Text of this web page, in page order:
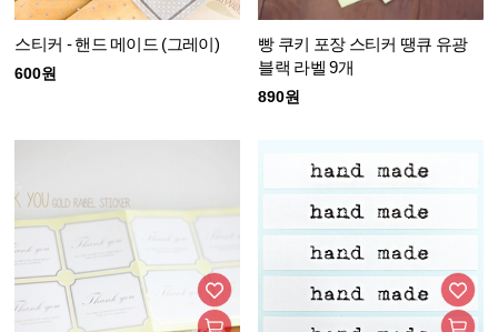
스티커 - 핸드 메이드 (그레이)
600원
빵 쿠키 포장 스티커 땡큐 유광
블랙 라벨 9개
890원